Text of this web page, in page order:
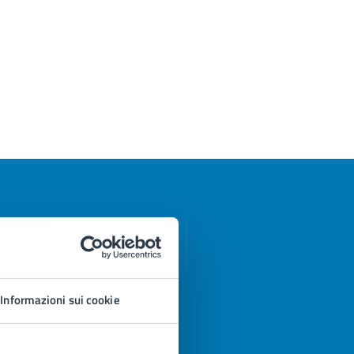
Informazioni sui cookie